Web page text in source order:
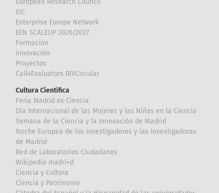
European Research Council
EIC
Enterprise Europe Network
EEN SCALEUP 2026/2027
Formación
Innovación
Proyectos
Call4Evaluators RIVCircular
Cultura Científica
Feria Madrid es Ciencia
Día Internacional de las Mujeres y las Niñas en la Ciencia
Semana de la Ciencia y la Innovación de Madrid
Noche Europea de los Investigadores y las Investigadoras
de Madrid
Red de Laboratorios Ciudadanos
Wikipedia madri+d
Ciencia y Cultura
Ciencia y Patrimonio